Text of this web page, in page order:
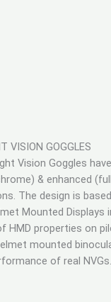
VISION GOGGLES
Vision Goggles
& enhanced
The design is
Mounted Displays
HMD properties on
mounted
of real NVGs.